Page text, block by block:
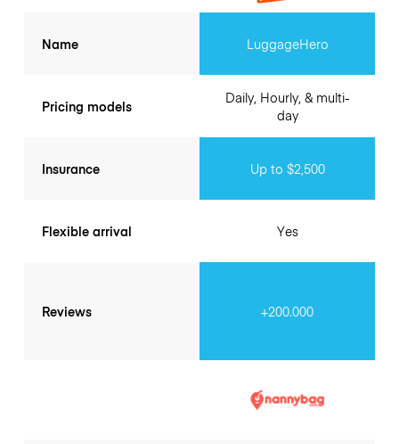
Name
Pricing models
Insurance
Flexible arrival
Reviews
LuggageHero
Daily, Hourly, & multi-
day
Up to $2,500
Yes
+200.000